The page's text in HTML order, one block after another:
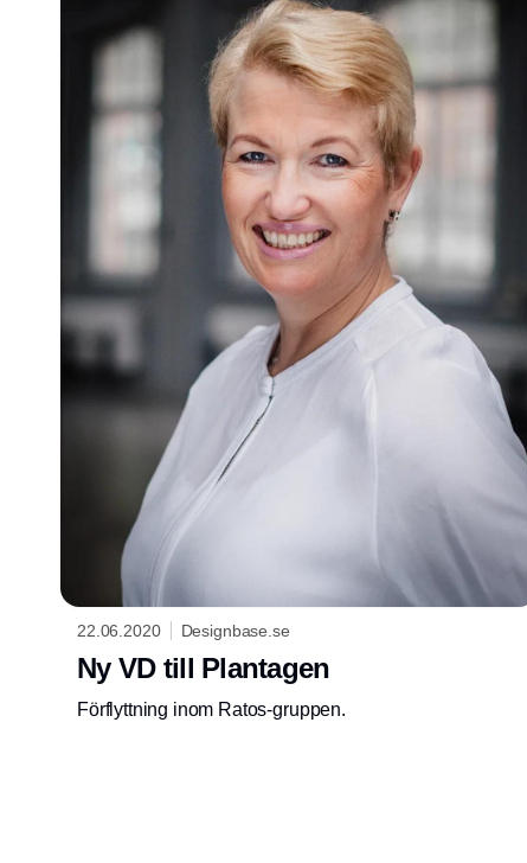
22.06.2020 Designbase.se
Ny VD till Plantagen
Förflyttning inom Ratos-gruppen.